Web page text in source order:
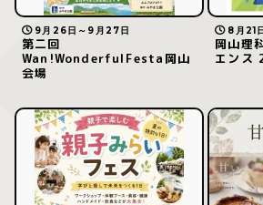
9月26日～9月27日
第二回
Wan!WonderfulFesta岡山
会場
8月21
岡山理
エンス